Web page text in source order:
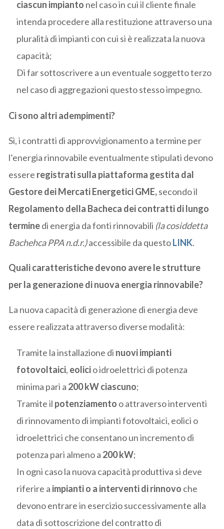
ciascun impianto nel caso in cui il cliente finale
intenda procedere alla restituzione attraverso una
pluralità di impianti con cui si è realizzata la nuova
capacità;
Di far sottoscrivere a un eventuale soggetto terzo
nel caso di aggregazioni questo stesso impegno.
Ci sono altri adempimenti?
Sì, i contratti di approvvigionamento a termine per
l’energia rinnovabile eventualmente stipulati devono
essere registrati sulla piattaforma gestita dal
Gestore dei Mercati Energetici GME,secondo il
Regolamento della Bacheca dei contratti di lungo
terminedi energia da fonti rinnovabili (la cosiddetta
Bachehca PPA n.d.r.)accessibile da questoLINK.
Quali caratteristiche devono avere le strutture
per la generazione di nuova energia rinnovabile?
La nuova capacità di generazione di energia deve
essere realizzata attraverso diverse modalità:
Tramite la installazione di nuovi impianti
fotovoltaici, eolicio idroelettrici di potenza
minima pari a 200 kW ciascuno;
Tramite il potenziamento o attraverso interventi
di rinnovamento di impianti fotovoltaici, eolici o
idroelettrici che consentano un incremento di
potenza pari almeno a 200 kW;
In ogni caso la nuova capacità produttiva si deve
riferire a impianti o a interventi di rinnovo che
devono entrare in esercizio successivamente alla
data di sottoscrizione del contratto di